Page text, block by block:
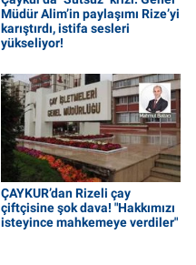
Müdür Alim’in paylaşımı Rize’yi
karıştırdı, istifa sesleri
yükseliyor!
ÇAYKUR’dan Rizeli çay
çiftçisine şok dava! "Hakkımızı
isteyince mahkemeye verdiler"